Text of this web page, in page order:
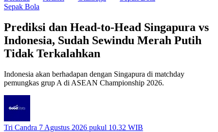
Sepak Bola
Prediksi dan Head-to-Head Singapura vs
Indonesia, Sudah Sewindu Merah Putih
Tidak Terkalahkan
Indonesia akan berhadapan dengan Singapura di matchday
pemungkas grup A di ASEAN Championship 2026.
Tri Candra 7 Agustus 2026 pukul 10.32 WIB